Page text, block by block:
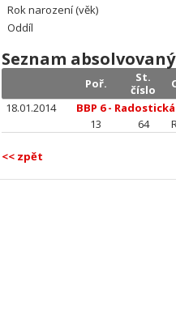
Rok narození (věk)
Oddíl
Seznam
Poř.
St.
číslo
18.01.2014
BBP 6 -
13
64
<< zpět